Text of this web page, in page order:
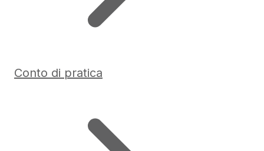
Conto di pratica